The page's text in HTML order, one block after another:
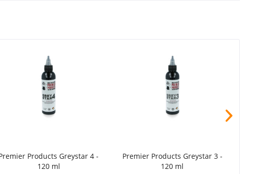
Products Greystar 4 -
120 ml
Premier Products Greystar 3 -
120 ml